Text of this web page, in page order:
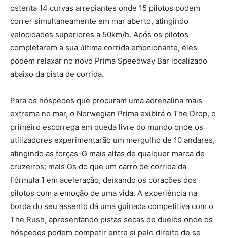
ostenta 14 curvas arrepiantes onde 15 pilotos podem
correr simultaneamente em mar aberto, atingindo
velocidades superiores a 50km/h. Após os pilotos
completarem a sua última corrida emocionante, eles
podem relaxar no novo Prima Speedway Bar localizado
abaixo da pista de corrida.
Para os hóspedes que procuram uma adrenalina mais
extrema no mar, o Norwegian Prima exibirá o The Drop, o
primeiro escorrega em queda livre do mundo onde os
utilizadores experimentarão um mergulho de 10 andares,
atingindo as forças-G mais altas de qualquer marca de
cruzeiros; mais Gs do que um carro de corrida da
Fórmula 1 em aceleração, deixando os corações dos
pilotos com a emoção de uma vida. A experiência na
borda do seu assento dá uma guinada competitiva com o
The Rush, apresentando pistas secas de duelos onde os
hóspedes podem competir entre si pelo direito de se